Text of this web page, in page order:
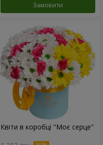
Замовити
Квіти в коробці "Моє серце"